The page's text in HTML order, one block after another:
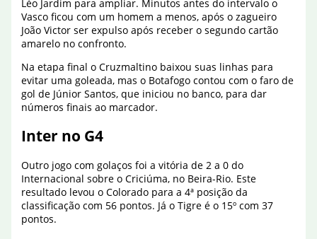
Léo Jardim para ampliar. Minutos antes do intervalo o
Vasco ficou com um homem a menos, após o zagueiro
João Victor ser expulso após receber o segundo cartão
amarelo no confronto.
Na etapa final o Cruzmaltino baixou suas linhas para
evitar uma goleada, mas o Botafogo contou com o faro de
gol de Júnior Santos, que iniciou no banco, para dar
números finais ao marcador.
Inter no G4
Outro jogo com golaços foi a vitória de 2 a 0 do
Internacional sobre o Criciúma, no Beira-Rio. Este
resultado levou o Colorado para a 4ª posição da
classificação com 56 pontos. Já o Tigre é o 15º com 37
pontos.